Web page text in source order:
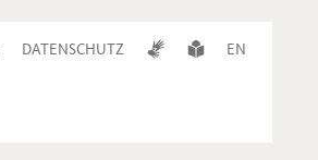
DATENSCHUTZ EN